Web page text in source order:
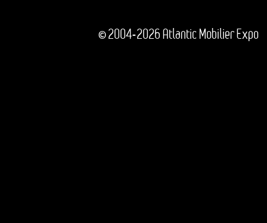
© 2004-2026 Atlantic Mobilier Expo